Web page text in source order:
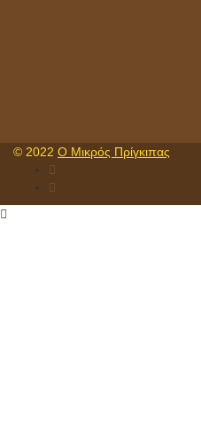
© 2022 Ο Μικρός Πρίγκιπας